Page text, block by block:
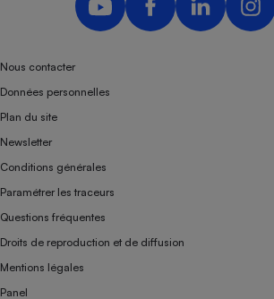
Nous contacter
Données personnelles
Plan du site
Newsletter
Conditions générales
Paramétrer les traceurs
Questions fréquentes
Droits de reproduction et de diffusion
Mentions légales
Panel